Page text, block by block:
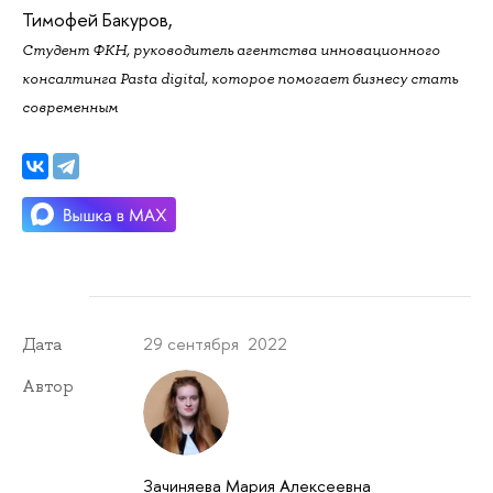
Тимофей Бакуров,
Студент ФКН, руководитель агентства инновационного
консалтинга Pasta digital, которое помогает бизнесу стать
современным
Дата 29 сентября 2022
Автор
Зачиняева Мария Алексеевна